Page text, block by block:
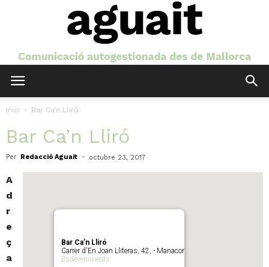
Inici Bar Ca'n Lliró
Bar Ca’n Lliró
Per Redacció Aguait - octubre 23, 2017
Bar Ca’n Lliró
Carrer d'En Joan Lliteras, 42, - Manacor
Esdeveniments
A
d
r
e
ç
a